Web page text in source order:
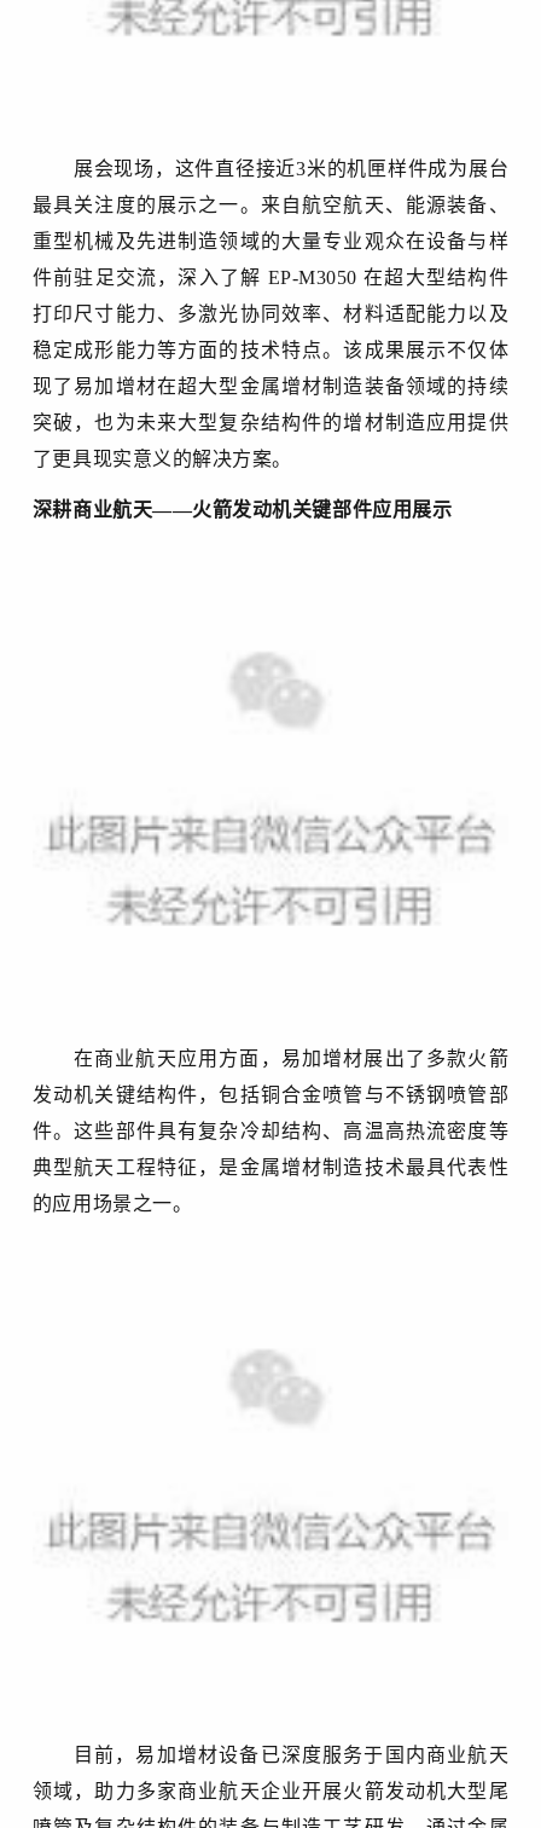
展会现场，这件直径接近3米的机匣样件成为展台
最具关注度的展示之一。来自航空航天、能源装备、
重型机械及先进制造领域的大量专业观众在设备与样
件前驻足交流，深入了解 EP-M3050 在超大型结构件
打印尺寸能力、多激光协同效率、材料适配能力以及
稳定成形能力等方面的技术特点。该成果展示不仅体
现了易加增材在超大型金属增材制造装备领域的持续
突破，也为未来大型复杂结构件的增材制造应用提供
了更具现实意义的解决方案。
深耕商业航天——火箭发动机关键部件应用展示
在商业航天应用方面，易加增材展出了多款火箭
发动机关键结构件，包括铜合金喷管与不锈钢喷管部
件。这些部件具有复杂冷却结构、高温高热流密度等
典型航天工程特征，是金属增材制造技术最具代表性
的应用场景之一。
目前，易加增材设备已深度服务于国内商业航天
领域，助力多家商业航天企业开展火箭发动机大型尾